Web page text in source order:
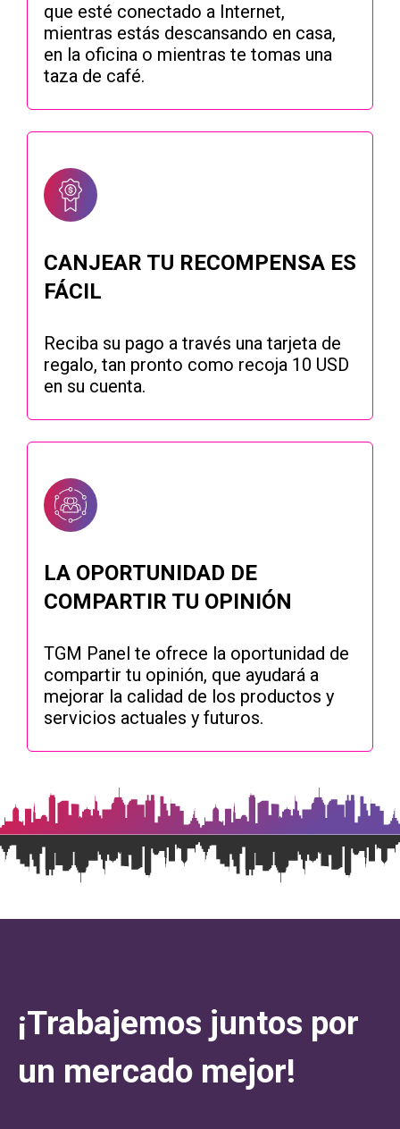
que esté conectado a Internet,
mientras estás descansando en casa,
en la oficina o mientras te tomas una
taza de café.
CANJEAR TU RECOMPENSA ES
FÁCIL
Reciba su pago a través una tarjeta de
regalo, tan pronto como recoja 10 USD
en su cuenta.
LA OPORTUNIDAD DE
COMPARTIR TU OPINIÓN
TGM Panel te ofrece la oportunidad de
compartir tu opinión, que ayudará a
mejorar la calidad de los productos y
servicios actuales y futuros.
¡Trabajemos juntos por
un mercado mejor!